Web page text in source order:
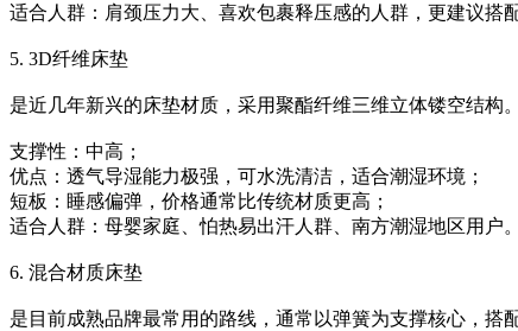
适合人群‌：肩颈压力大、喜欢包裹释压感的人群，更建议搭
5. 3D纤维床垫
是近几年新兴的床垫材质，采用聚酯纤维三维立体镂空结构。
‌支撑性‌：中高；
‌优点‌：透气导湿能力极强，可水洗清洁，适合潮湿环境；
‌短板‌：睡感偏弹，价格通常比传统材质更高；
‌适合人群‌：母婴家庭、怕热易出汗人群、南方潮湿地区用户。
6. 混合材质床垫
是目前成熟品牌最常用的路线，通常以弹簧为支撑核心，搭